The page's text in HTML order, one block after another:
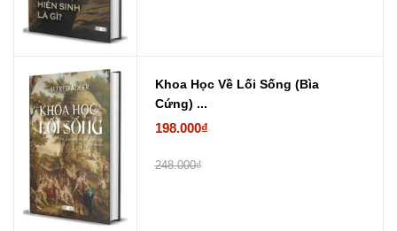
Khoa Học Về Lối Sống (Bìa
Cứng) ...
198.000₫
248.000₫